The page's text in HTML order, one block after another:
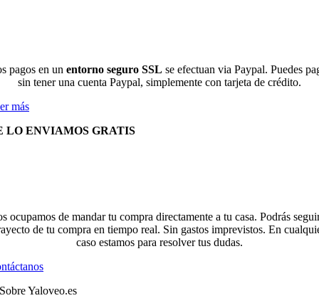
pagos en un entorno seguro SSL se efectuan via Paypal. Puedes
sin tener una cuenta Paypal, simplemente con tarjeta de crédito.
más
LO ENVIAMOS GRATIS
ocupamos de mandar tu compra directamente a tu casa. Podrás
de tu compra en tiempo real. Sin gastos imprevistos. En
caso estamos para resolver tus dudas.
Sobre Yaloveo.es